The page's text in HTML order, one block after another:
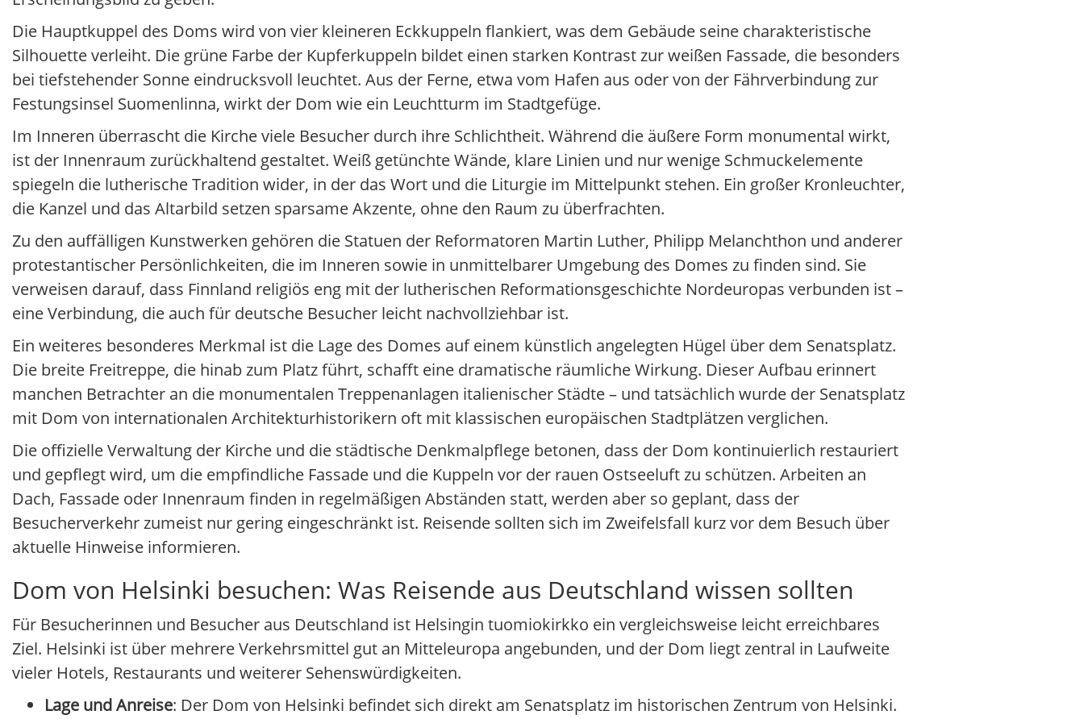
Die Hauptkuppel des Doms wird von vier kleineren Eckkuppeln flankiert, was dem Gebäude seine charakteristische
Silhouette verleiht. Die grüne Farbe der Kupferkuppeln bildet einen starken Kontrast zur weißen Fassade, die besonders
bei tiefstehender Sonne eindrucksvoll leuchtet. Aus der Ferne, etwa vom Hafen aus oder von der Fährverbindung zur
Festungsinsel Suomenlinna, wirkt der Dom wie ein Leuchtturm im Stadtgefüge.
Im Inneren überrascht die Kirche viele Besucher durch ihre Schlichtheit. Während die äußere Form monumental wirkt,
ist der Innenraum zurückhaltend gestaltet. Weiß getünchte Wände, klare Linien und nur wenige Schmuckelemente
spiegeln die lutherische Tradition wider, in der das Wort und die Liturgie im Mittelpunkt stehen. Ein großer Kronleuchter,
die Kanzel und das Altarbild setzen sparsame Akzente, ohne den Raum zu überfrachten.
Zu den auffälligen Kunstwerken gehören die Statuen der Reformatoren Martin Luther, Philipp Melanchthon und anderer
protestantischer Persönlichkeiten, die im Inneren sowie in unmittelbarer Umgebung des Domes zu finden sind. Sie
verweisen darauf, dass Finnland religiös eng mit der lutherischen Reformationsgeschichte Nordeuropas verbunden ist –
eine Verbindung, die auch für deutsche Besucher leicht nachvollziehbar ist.
Ein weiteres besonderes Merkmal ist die Lage des Domes auf einem künstlich angelegten Hügel über dem Senatsplatz.
Die breite Freitreppe, die hinab zum Platz führt, schafft eine dramatische räumliche Wirkung. Dieser Aufbau erinnert
manchen Betrachter an die monumentalen Treppenanlagen italienischer Städte – und tatsächlich wurde der Senatsplatz
mit Dom von internationalen Architekturhistorikern oft mit klassischen europäischen Stadtplätzen verglichen.
Die offizielle Verwaltung der Kirche und die städtische Denkmalpflege betonen, dass der Dom kontinuierlich restauriert
und gepflegt wird, um die empfindliche Fassade und die Kuppeln vor der rauen Ostseeluft zu schützen. Arbeiten an
Dach, Fassade oder Innenraum finden in regelmäßigen Abständen statt, werden aber so geplant, dass der
Besucherverkehr zumeist nur gering eingeschränkt ist. Reisende sollten sich im Zweifelsfall kurz vor dem Besuch über
aktuelle Hinweise informieren.
Dom von Helsinki besuchen: Was Reisende aus Deutschland wissen sollten
Für Besucherinnen und Besucher aus Deutschland ist Helsingin tuomiokirkko ein vergleichsweise leicht erreichbares
Ziel. Helsinki ist über mehrere Verkehrsmittel gut an Mitteleuropa angebunden, und der Dom liegt zentral in Laufweite
vieler Hotels, Restaurants und weiterer Sehenswürdigkeiten.
Lage und Anreise: Der Dom von Helsinki befindet sich direkt am Senatsplatz im historischen Zentrum von Helsinki.